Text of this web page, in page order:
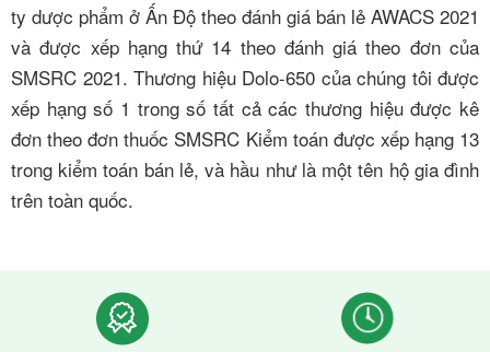
ty dược phẩm ở Ấn Độ theo đánh giá bán lẻ AWACS 2021
và được xếp hạng thứ 14 theo đánh giá theo đơn của
SMSRC 2021. Thương hiệu Dolo-650 của chúng tôi được
xếp hạng số 1 trong số tất cả các thương hiệu được kê
đơn theo đơn thuốc SMSRC Kiểm toán được xếp hạng 13
trong kiểm toán bán lẻ, và hầu như là một tên hộ gia đình
trên toàn quốc.